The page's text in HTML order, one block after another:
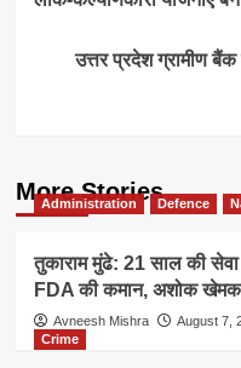
Navigation
उत्तर प्रदेश ग्रामीण
More Stories
Administration Defence
तुकाराम मुंढे: 21 साल की सेवा
FDA की कमान, अशोक
Avneesh Mishra August 7,
Crime